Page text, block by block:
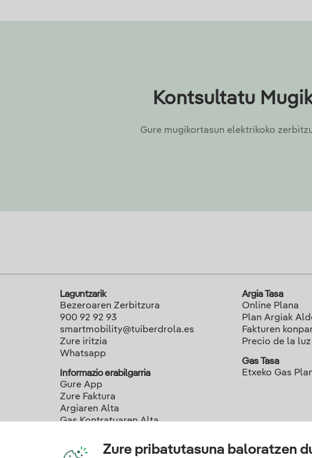
Kontsultatu
Gure mugikortasun elektrikoko
Laguntzarik
Bezeroaren Zerbitzura
900 92 92 93
smartmobility@tuiberdrola.es
Zure iritzia
Whatsapp
Informazio erabilgarria
Gure App
Zure Faktura
Argiaren Alta
Gas Kontratuaren Alta
Argia Tasa
Online Plana
Plan Argiak
Fakturen
Precio de la
Gas Tasa
Etxeko Gas
Zure pribatutasuna baloratzen